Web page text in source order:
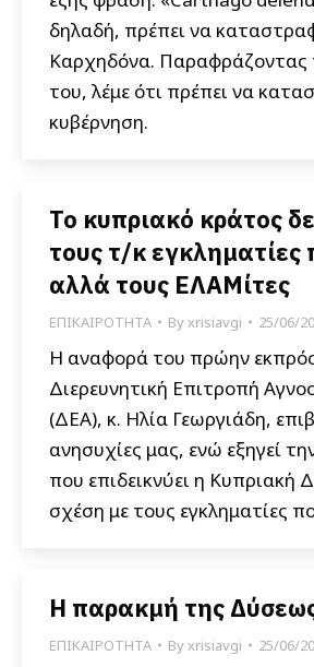
δηλαδή, πρέπει να
Καρχηδόνα. Παραφράζοντας
του, λέμε ότι πρέπει να
κυβέρνηση.
Το κυπριακό κράτος
τους τ/κ εγκληματίες
αλλά τους ΕΛΑΜίτες
ΕΠΙΚΑΙΡΟΤΗΤΑ Byxrisiavgi 25/06/
Η αναφορά του πρώην
Διερευνητική Επιτροπή
(ΔΕΑ), κ. Ηλία Γεωργιάδη,
ανησυχίες μας, ενώ εξηγεί
που επιδεικνύει η Κυπριακή
σχέση με τους εγκληματίες
Η παρακμή της
ΕΠΙΚΑΙΡΟΤΗΤΑ Byxrisiavgi 25/06/